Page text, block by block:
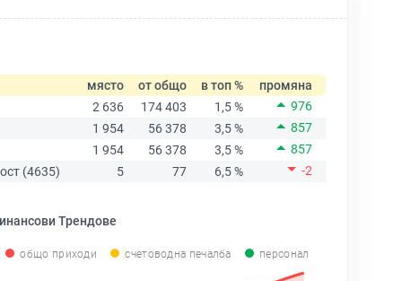
място от общо в топ %
промяна
2 636
174 403 1,5 %
976
1 954
56 378 3,5 %
857
1 954
56 378 3,5 %
857
(4635)
5 77 6,5 % -2
Трендове
общо приходи счетоводна печалба персонал